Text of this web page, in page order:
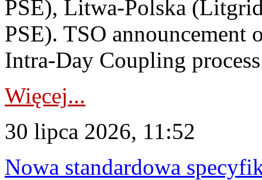
PSE), Litwa-Polska
PSE). TSO announcement
Intra-Day Coupling
Więcej...
30 lipca 2026, 11:52
Nowa standardowa